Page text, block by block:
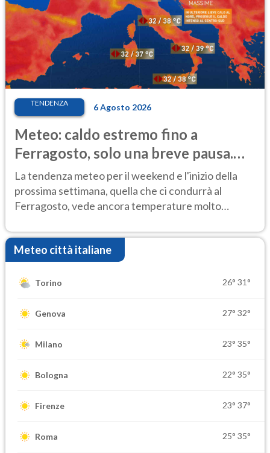
TENDENZA 6 Agosto 2026
Meteo: caldo estremo fino a
Ferragosto, solo una breve pausa.
Ecco dove
La tendenza meteo per il weekend e l'inizio della
prossima settimana, quella che ci condurrà al
Ferragosto, vede ancora temperature molto
Meteo città italiane
Torino 26° 31°
Genova 27° 32°
Milano 23° 35°
Bologna 22° 35°
Firenze 23° 37°
Roma 25° 35°